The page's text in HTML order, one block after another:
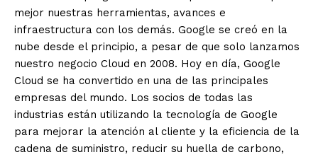
mejor nuestras herramientas, avances e
infraestructura con los demás. Google se creó en la
nube desde el principio, a pesar de que solo lanzamos
nuestro negocio Cloud en 2008. Hoy en día, Google
Cloud se ha convertido en una de las principales
empresas del mundo. Los socios de todas las
industrias están utilizando la tecnología de Google
para mejorar la atención al cliente y la eficiencia de la
cadena de suministro, reducir su huella de carbono,